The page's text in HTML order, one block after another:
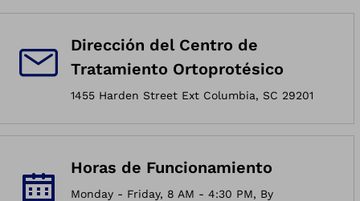
Dirección del Centro de
Tratamiento Ortoprotésico
1455 Harden Street Ext Columbia, SC 29201
Horas de Funcionamiento
Monday - Friday, 8 AM - 4:30 PM, By